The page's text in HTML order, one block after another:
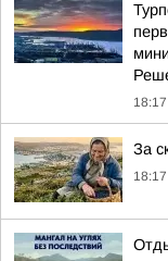
18:17
За
18:17